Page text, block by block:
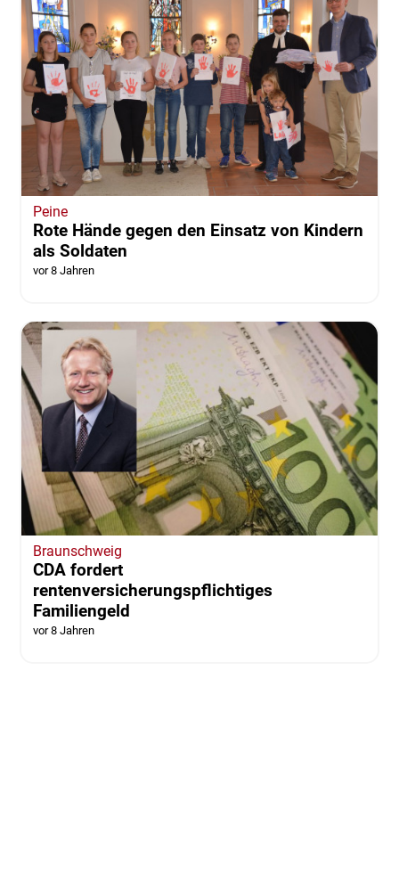
Peine
Rote Hände gegen den Einsatz von Kindern
als Soldaten
vor 8 Jahren
Braunschweig
CDA fordert
rentenversicherungspflichtiges
Familiengeld
vor 8 Jahren